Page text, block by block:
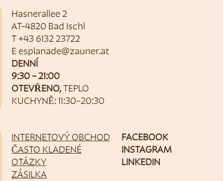
Hasnerallee 2
AT-4820 Bad Ischl
T +43 6132 23722
E esplanade@zauner.at
DENNÍ
9:30 – 21:00
OTEVŘENO, TEPLO
KUCHYNĚ: 11:30–20:30
INTERNETOVÝ OBCHOD
ČASTO KLADENÉ
OTÁZKY
ZÁSILKA
FACEBOOK
INSTAGRAM
LINKEDIN